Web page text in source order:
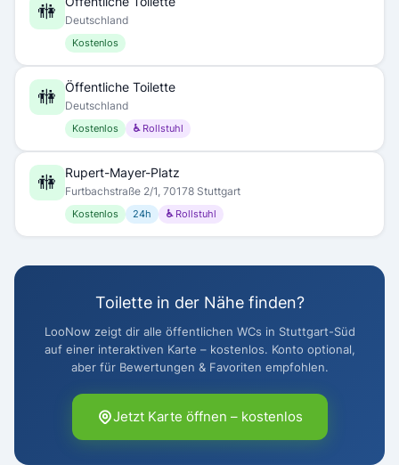
🚻 Deutschland
Kostenlos
🚻 Öffentliche Toilette
Deutschland
Kostenlos ♿ Rollstuhl
🚻 Rupert-Mayer-Platz
Furtbachstraße 2/1, 70178 Stuttgart
Kostenlos 24h ♿ Rollstuhl
Toilette in der Nähe finden?
LooNow zeigt dir alle öffentlichen WCs in Stuttgart-Süd
auf einer interaktiven Karte – kostenlos. Konto optional,
aber für Bewertungen & Favoriten empfohlen.
Jetzt Karte öffnen – kostenlos